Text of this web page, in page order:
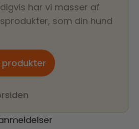
har vi masser af
som din hund
produkter